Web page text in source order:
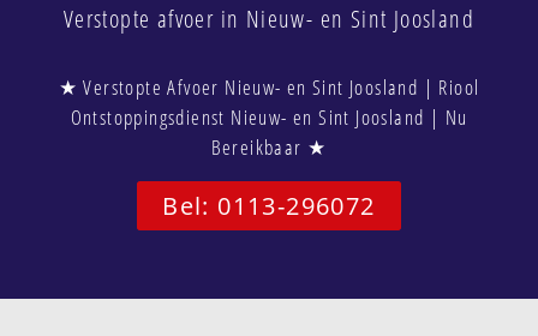
Verstopte afvoer in Nieuw- en Sint Joosland
★ Verstopte Afvoer Nieuw- en Sint Joosland | Riool
Ontstoppingsdienst Nieuw- en Sint Joosland | Nu
Bereikbaar ★
Bel: 0113-296072